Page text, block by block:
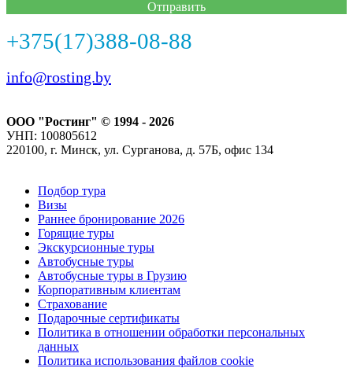
Отправить
+375(17)388-08-88
info@rosting.by
ООО "Ростинг" © 1994 - 2026
УНП: 100805612
220100, г. Минск, ул. Сурганова, д. 57Б, офис 134
Подбор тура
Визы
Раннее бронирование 2026
Горящие туры
Экскурсионные туры
Автобусные туры
Автобусные туры в Грузию
Корпоративным клиентам
Страхование
Подарочные сертификаты
Политика в отношении обработки персональных
данных
Политика использования файлов cookie